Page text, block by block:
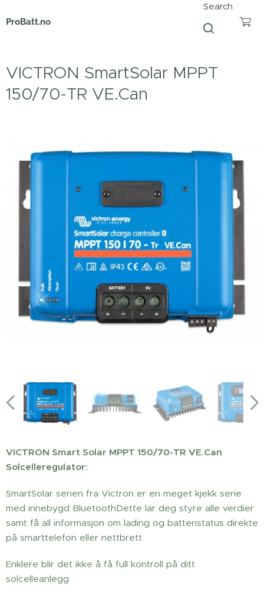
ProBatt.no
Search
VICTRON SmartSolar MPPT
150/70-TR VE.Can
VICTRON Smart Solar MPPT 150/70-TR VE.Can
Solcelleregulator:
SmartSolar serien fra Victron er en meget kjekk serie
med innebygd BluetoothDette lar deg styre alle verdier
samt få all informasjon om lading og batteristatus direkte
på smarttelefon eller nettbrett
Enklere blir det ikke å få full kontroll på ditt
solcelleanlegg